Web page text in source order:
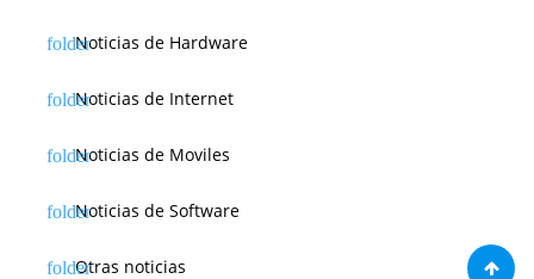
Noticias de Hardware
Noticias de Internet
Noticias de Moviles
Noticias de Software
Otras noticias